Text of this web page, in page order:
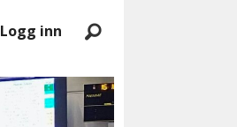
Logg inn